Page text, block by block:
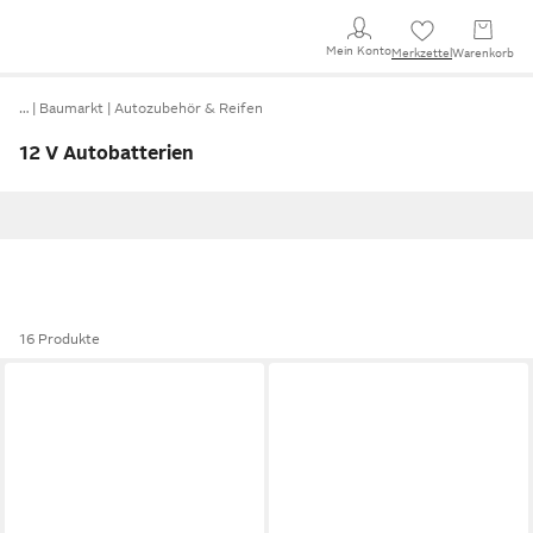
Mein KontoMerkzettel Warenkorb
… Baumarkt Autozubehör & Reifen
12 V Autobatterien
16 Produkte